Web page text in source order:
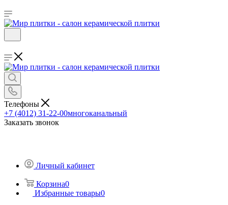
Телефоны
+7 (4012) 31-22-00многоканальный
Заказать звонок
Личный кабинет
Корзина0
Избранные товары0